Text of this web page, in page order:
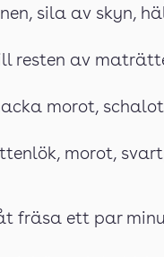
sila av skyn,
resten av
morot,
morot,
fräsa ett par